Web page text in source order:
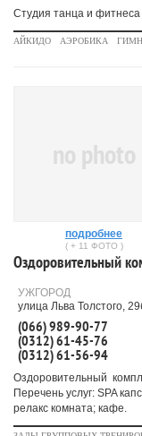
Студия танца и
АЙКИДО АЭРОБИКА
no photo
подробнее
( + 11 ФОТО )
Оздоровительный
УЖГОРОД
улица Льва Толстого,
(066) 989-90-77
(0312) 61-45-76
(0312) 61-56-94
Оздоровительный
Перечень услуг: SPA
релакс комната; кафе.